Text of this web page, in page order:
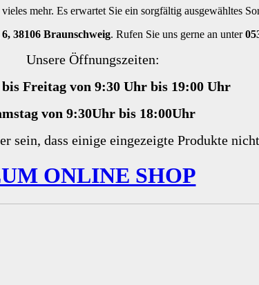
mehr. Es erwartet Sie ein sorgfältig ausgewähltes
38106 Braunschweig. Rufen Sie uns gerne an unter
Unsere Öffnungszeiten:
Freitag von 9:30 Uhr bis 19:00 Uhr
von 9:30Uhr bis 18:00Uhr
sein, dass einige eingezeigte Produkte
ONLINE SHOP